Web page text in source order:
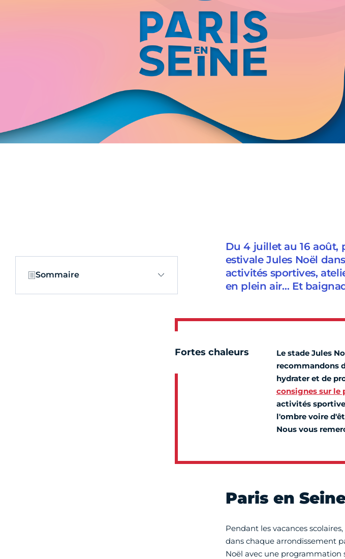
Sommaire
Du 4 juillet au 16 août,
estivale Jules Noël
activités sportives,
en plein air… Et
Fortes chaleurs
Le stade Jules
recommandons
hydrater et de
consignes sur le
activités
l'ombre voire
Nous vous
Paris en
Pendant les vacances
dans chaque arrondissement
Noël avec une